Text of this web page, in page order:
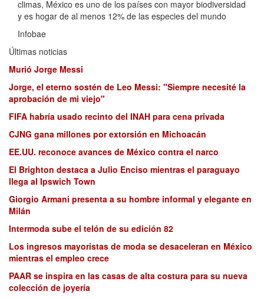
climas, México es uno de los países con mayor biodiversidad
y es hogar de al menos 12% de las especies del mundo
Infobae
Últimas noticias
Murió Jorge Messi
Jorge, el eterno sostén de Leo Messi: "Siempre necesité la
aprobación de mi viejo"
FIFA habría usado recinto del INAH para cena privada
CJNG gana millones por extorsión en Michoacán
EE.UU. reconoce avances de México contra el narco
El Brighton destaca a Julio Enciso mientras el paraguayo
llega al Ipswich Town
Giorgio Armani presenta a su hombre informal y elegante en
Milán
Intermoda sube el telón de su edición 82
Los ingresos mayoristas de moda se desaceleran en México
mientras el empleo crece
PAAR se inspira en las casas de alta costura para su nueva
colección de joyería